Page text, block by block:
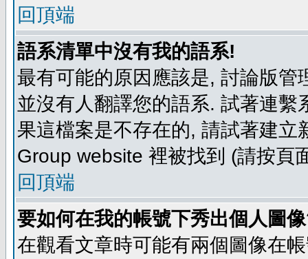
回頂端
語系清單中沒有我的語系!
最有可能的原因應該是, 討論版
並沒有人翻譯您的語系. 試著連
果這檔案是不存在的, 請試著建
Group website 裡被找到 (請按頁
回頂端
要如何在我的帳號下秀出個人圖
在觀看文章時可能有兩個圖像在